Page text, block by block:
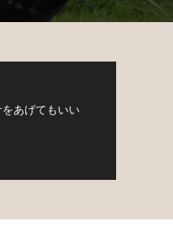
。
あげてもいい